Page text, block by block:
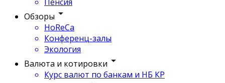
Обзоры
HoReCa
Конференц-залы
Экология
Валюта и котировки
Курс валют по банкам и НБ КР